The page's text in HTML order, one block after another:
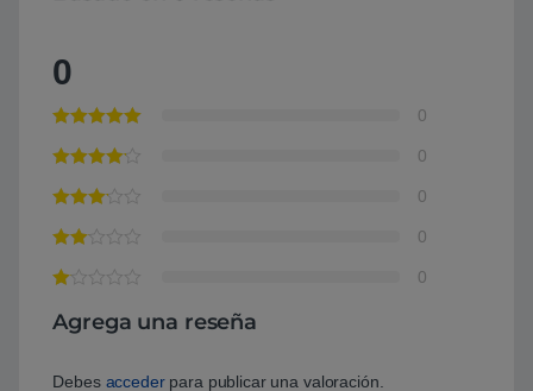
0
0
0
0
0
0
Agrega una reseña
Debes accederpara publicar una valoración.